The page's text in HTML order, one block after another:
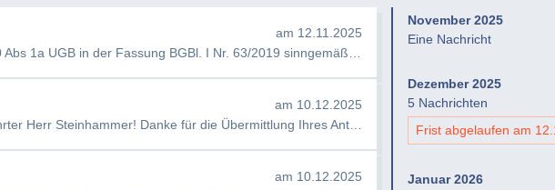
Verfahrensregeln aus Ihrer Sicht zuram 12.11.2025
am 10.12.2025
am 10.12.2025
November 2025
Eine Nachricht
Dezember 2025
5 Nachrichten
Frist abgelaufen am
Januar 2026